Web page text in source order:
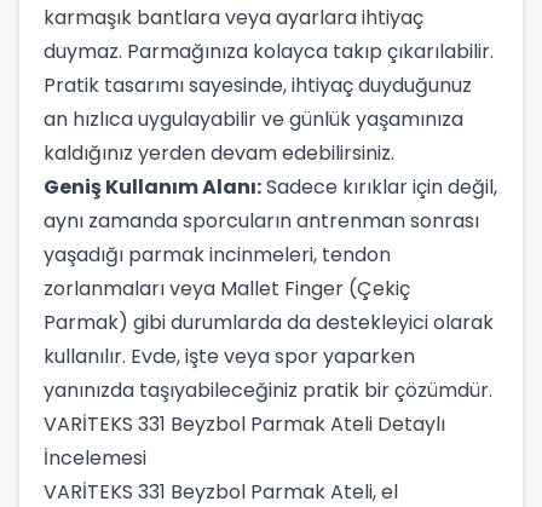
karmaşık bantlara veya ayarlara ihtiyaç
duymaz. Parmağınıza kolayca takıp çıkarılabilir.
Pratik tasarımı sayesinde, ihtiyaç duyduğunuz
an hızlıca uygulayabilir ve günlük yaşamınıza
kaldığınız yerden devam edebilirsiniz.
Geniş Kullanım Alanı:Sadece kırıklar için değil,
aynı zamanda sporcuların antrenman sonrası
yaşadığı parmak incinmeleri, tendon
zorlanmaları veya Mallet Finger (Çekiç
Parmak) gibi durumlarda da destekleyici olarak
kullanılır. Evde, işte veya spor yaparken
yanınızda taşıyabileceğiniz pratik bir çözümdür.
VARİTEKS 331 Beyzbol Parmak Ateli Detaylı
İncelemesi
VARİTEKS 331 Beyzbol Parmak Ateli, el